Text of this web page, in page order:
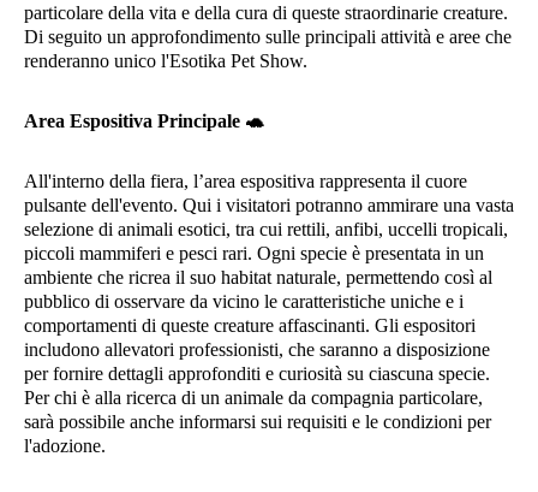
particolare della vita e della cura di queste straordinarie creature.
Di seguito un approfondimento sulle principali attività e aree che
renderanno unico l'Esotika Pet Show.
Area Espositiva Principale 🐢
All'interno della fiera, l’area espositiva rappresenta il cuore
pulsante dell'evento. Qui i visitatori potranno ammirare una vasta
selezione di animali esotici, tra cui rettili, anfibi, uccelli tropicali,
piccoli mammiferi e pesci rari. Ogni specie è presentata in un
ambiente che ricrea il suo habitat naturale, permettendo così al
pubblico di osservare da vicino le caratteristiche uniche e i
comportamenti di queste creature affascinanti. Gli espositori
includono allevatori professionisti, che saranno a disposizione
per fornire dettagli approfonditi e curiosità su ciascuna specie.
Per chi è alla ricerca di un animale da compagnia particolare,
sarà possibile anche informarsi sui requisiti e le condizioni per
l'adozione.